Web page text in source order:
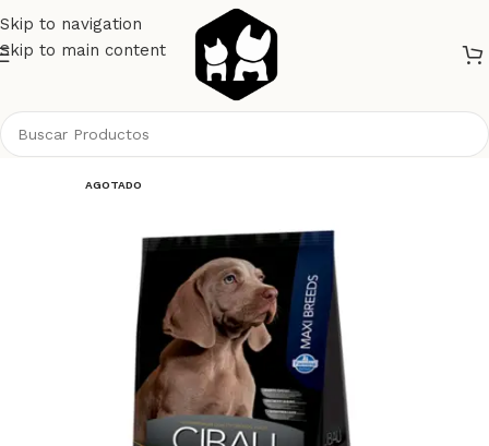
Skip to navigation
Skip to main content
AGOTADO